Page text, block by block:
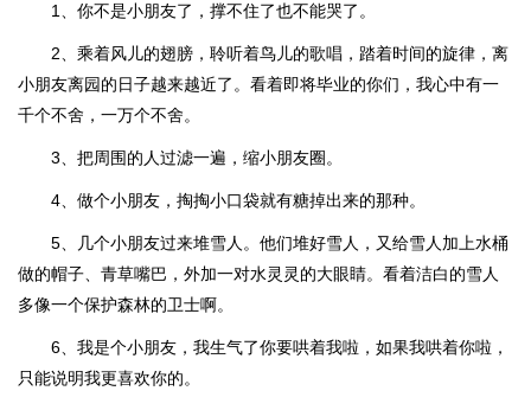
1、你不是小朋友了，撑不住了也不能哭了。
2、乘着风儿的翅膀，聆听着鸟儿的歌唱，踏着时间的旋律，离
小朋友离园的日子越来越近了。看着即将毕业的你们，我心中有一
千个不舍，一万个不舍。
3、把周围的人过滤一遍，缩小朋友圈。
4、做个小朋友，掏掏小口袋就有糖掉出来的那种。
5、几个小朋友过来堆雪人。他们堆好雪人，又给雪人加上水桶
做的帽子、青草嘴巴，外加一对水灵灵的大眼睛。看着洁白的雪人
多像一个保护森林的卫士啊。
6、我是个小朋友，我生气了你要哄着我啦，如果我哄着你啦，
只能说明我更喜欢你的。